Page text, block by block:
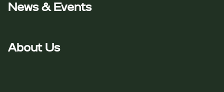
News & Events
About Us